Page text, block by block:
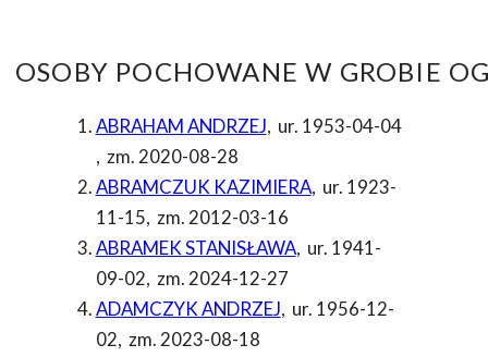
OSOBY POCHOWANE W GROBIE
ABRAHAM ANDRZEJ, ur. 1953-04-04
, zm. 2020-08-28
ABRAMCZUK KAZIMIERA, ur. 1923-
11-15, zm. 2012-03-16
ABRAMEK STANISŁAWA, ur. 1941-
09-02, zm. 2024-12-27
ADAMCZYK ANDRZEJ, ur. 1956-12-
02, zm. 2023-08-18